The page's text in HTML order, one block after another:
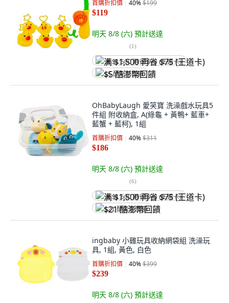
首購折扣價 40%$199
$119
明天 8/8 (六) 預計送達
(1)
满 $1,500 再省 $75 (王道卡)
$5 酷澎幣回饋
OhBabyLaugh 愛笑寶 洗澡戲水玩具5
件組 附收納盒, A(綠龜 + 黃鴨+ 藍車+
藍蟹 + 藍柯), 1組
首購折扣價 40%$311
$186
明天 8/8 (六) 預計送達
(6)
满 $1,500 再省 $75 (王道卡)
$21 酷澎幣回饋
ingbaby 小雞玩具收納網袋組 洗澡玩
具, 1組, 黃色, 白色
首購折扣價 40%$399
$239
明天 8/8 (六) 預計送達